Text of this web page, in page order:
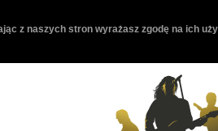
z naszych stron wyrażasz zgodę na ich